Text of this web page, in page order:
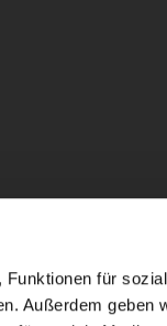
für
Außerdem geben